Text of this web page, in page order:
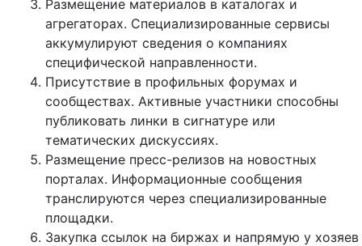
Размещение материалов в каталогах и
агрегаторах. Специализированные сервисы
аккумулируют сведения о компаниях
специфической направленности.
Присутствие в профильных форумах и
сообществах. Активные участники способны
публиковать линки в сигнатуре или
тематических дискуссиях.
Размещение пресс-релизов на новостных
порталах. Информационные сообщения
транслируются через специализированные
площадки.
Закупка ссылок на биржах и напрямую у хозяев